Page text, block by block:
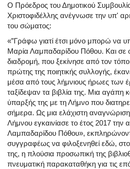
Ο Πρόεδρος του Δημοτικού
Χριστοφιδέλλης ανέγνωσε την υπ'
του σώματος:
«”Γράφω γιατί έτσι μόνο μπορώ να
Μαρία Λαμπαδαρίδου Πόθου. Και σε
διαδρομή, που ξεκίνησε από τον
πρώτης της ποιητικής συλλογής,
μέσα από τους λήμνιους ήρωες των
ταξίδεψαν τα βιβλία της. Μια αγάπη
ύπαρξής της με τη Λήμνο που
σήμερα. Ως μια ελάχιστη
Λήμνου εγκαινίασε το έτος 2017 την
Λαμπαδαρίδου Πόθου»,
συγγραφέως να φιλοξενηθεί εδώ,
της, η πλούσια προσωπική της
πνευματική παρακαταθήκη για τις